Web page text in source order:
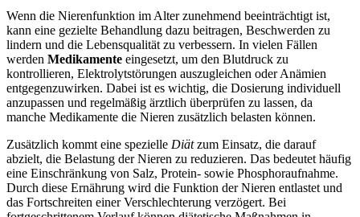
Wenn die Nierenfunktion im Alter zunehmend beeinträchtigt ist,
kann eine gezielte Behandlung dazu beitragen, Beschwerden zu
lindern und die Lebensqualität zu verbessern. In vielen Fällen
werden Medikamente eingesetzt, um den Blutdruck zu
kontrollieren, Elektrolytstörungen auszugleichen oder Anämien
entgegenzuwirken. Dabei ist es wichtig, die Dosierung individuell
anzupassen und regelmäßig ärztlich überprüfen zu lassen, da
manche Medikamente die Nieren zusätzlich belasten können.
Zusätzlich kommt eine spezielle Diätzum Einsatz, die darauf
abzielt, die Belastung der Nieren zu reduzieren. Das bedeutet häufig
eine Einschränkung von Salz, Protein- sowie Phosphoraufnahme.
Durch diese Ernährung wird die Funktion der Nieren entlastet und
das Fortschreiten einer Verschlechterung verzögert. Bei